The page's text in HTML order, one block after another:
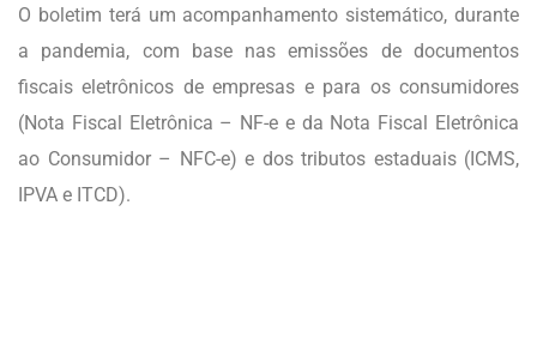
O boletim terá um acompanhamento sistemático, durante
a pandemia, com base nas emissões de documentos
fiscais eletrônicos de empresas e para os consumidores
(Nota Fiscal Eletrônica – NF-e e da Nota Fiscal Eletrônica
ao Consumidor – NFC-e) e dos tributos estaduais (ICMS,
IPVA e ITCD).